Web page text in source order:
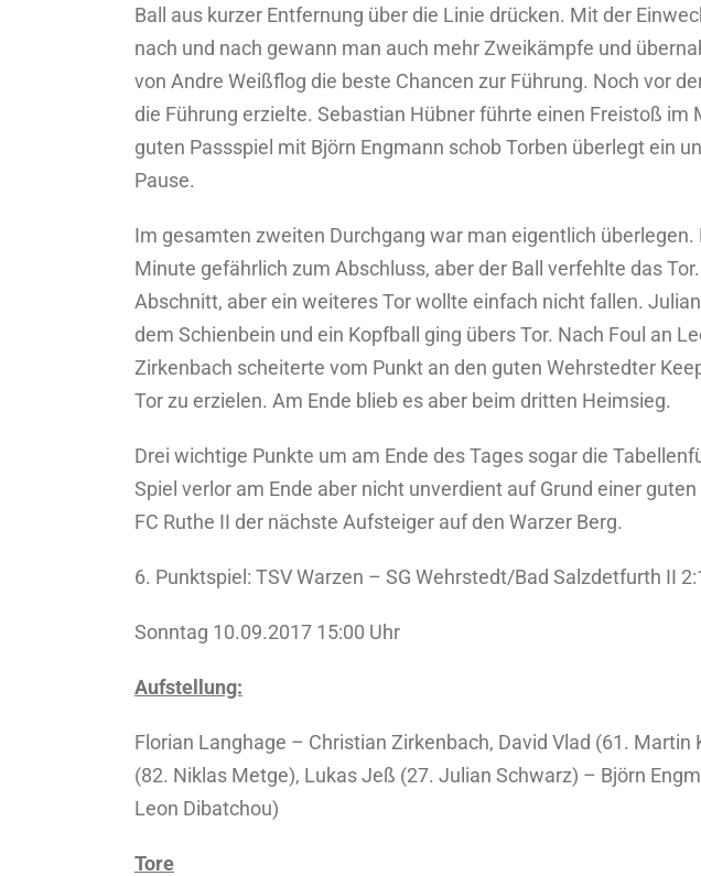
Ball aus kurzer Entfernung über die Linie drücken. Mit der
nach und nach gewann man auch mehr Zweikämpfe und
von Andre Weißflog die beste Chancen zur Führung. Noch vor
die Führung erzielte. Sebastian Hübner führte einen Freistoß
guten Passspiel mit Björn Engmann schob Torben überlegt ein
Pause.
Im gesamten zweiten Durchgang war man eigentlich
Minute gefährlich zum Abschluss, aber der Ball verfehlte das
Abschnitt, aber ein weiteres Tor wollte einfach nicht fallen.
dem Schienbein und ein Kopfball ging übers Tor. Nach Foul an
Zirkenbach scheiterte vom Punkt an den guten Wehrstedter
Tor zu erzielen. Am Ende blieb es aber beim dritten Heimsieg.
Drei wichtige Punkte um am Ende des Tages sogar die
Spiel verlor am Ende aber nicht unverdient auf Grund einer
FC Ruthe II der nächste Aufsteiger auf den Warzer Berg.
6. Punktspiel: TSV Warzen – SG Wehrstedt/Bad Salzdetfurth II
Sonntag 10.09.2017 15:00 Uhr
Aufstellung:
Florian Langhage – Christian Zirkenbach, David Vlad (61.
(82. Niklas Metge), Lukas Jeß (27. Julian Schwarz) – Björn
Leon Dibatchou)
Tore